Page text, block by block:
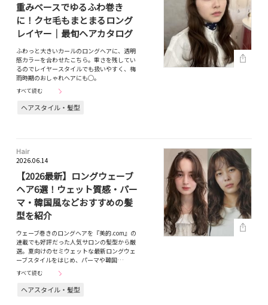
重みベースでゆるふわ巻き
に！クセ毛もまとまるロング
レイヤー｜最旬ヘアカタログ
ふわっと大きいカールのロングヘアに、透明
感カラーを合わせたこちら。重さを残してい
るのでレイヤースタイルでも扱いやすく、梅
雨時期のおしゃれヘアにも◯。
すべて読む
ヘアスタイル・髪型
Hair
2026.06.14
【2026最新】ロングウェーブ
ヘア6選！ウェット質感・パー
マ・韓国風などおすすめの髪
型を紹介
ウェーブ巻きのロングヘアを『美的.com』の
連載でも好評だった人気サロンの髪型から厳
選。夏向けのセミウェットな最新ロングウェ
ーブスタイルをはじめ、パーマや韓国…
すべて読む
ヘアスタイル・髪型